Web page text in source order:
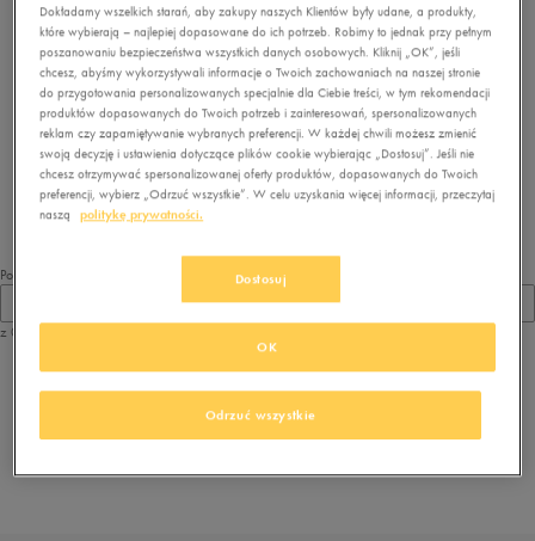
Brak produktów do wyświetlenia
Zmień kryteria wyszukiwania lub
usuń wybrane filtry
Pokaż
z 0
z1
Dokładamy wszelkich starań, aby zakupy naszych Klientów były udane, a produkty,
które wybierają – najlepiej dopasowane do ich potrzeb. Robimy to jednak przy pełnym
poszanowaniu bezpieczeństwa wszystkich danych osobowych. Kliknij „OK”, jeśli
chcesz, abyśmy wykorzystywali informacje o Twoich zachowaniach na naszej stronie
do przygotowania personalizowanych specjalnie dla Ciebie treści, w tym rekomendacji
produktów dopasowanych do Twoich potrzeb i zainteresowań, spersonalizowanych
reklam czy zapamiętywanie wybranych preferencji. W każdej chwili możesz zmienić
swoją decyzję i ustawienia dotyczące plików cookie wybierając „Dostosuj”. Jeśli nie
chcesz otrzymywać spersonalizowanej oferty produktów, dopasowanych do Twoich
preferencji, wybierz „Odrzuć wszystkie”. W celu uzyskania więcej informacji, przeczytaj
naszą
politykę prywatności.
Dostosuj
Odrzuć wszystkie
OK